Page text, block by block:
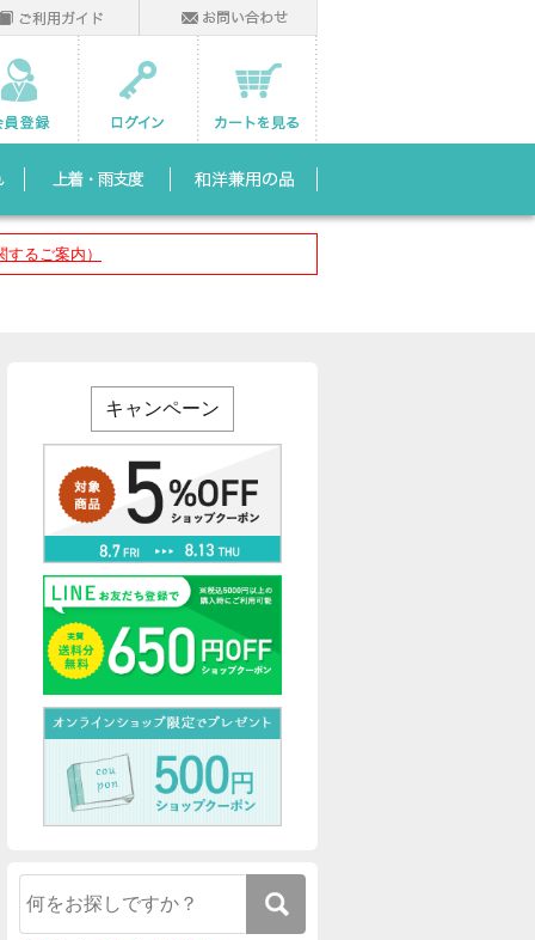
るご案内）
キャンペーン